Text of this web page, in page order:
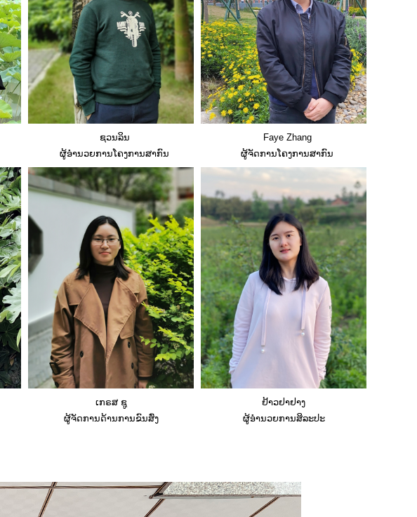
ຊວນລິນ
ຜູ້ອຳນວຍການໂຄງການສາກົນ
Faye Zhang
ຜູ້ຈັດການໂຄງການສາກົນ
ເກຣສ ຊູ
ຜູ້ຈັດການດ້ານການຂົນສົ່ງ
ຢ້າວຢາຢາງ
ຜູ້ອຳນວຍການສິລະປະ